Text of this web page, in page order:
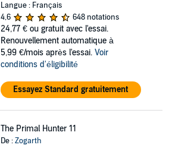
Langue : Français
4,6
648 notations
24,77 € ou gratuit avec l'essai.
Renouvellement automatique à
5,99 €/mois après l'essai. Voir
conditions d'éligibilité
Essayez Standard gratuitement
The Primal Hunter 11
De :Zogarth